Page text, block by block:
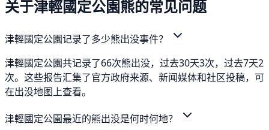
关于津輕國定公園熊的常见问题
津輕國定公園记录了多少熊出没事件？
津輕國定公園共记录了66次熊出没，过去30天3次，过去7天2
次。这些报告汇集了官方政府来源、新闻媒体和社区投稿，可
在出没地图上查看。
津輕國定公園最近的熊出没是何时何地？